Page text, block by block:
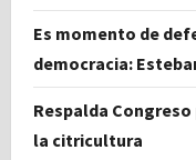
Es momento de
democracia:
Respalda
la citricultura